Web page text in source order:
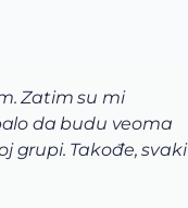
Zatim su mi
da budu veoma
grupi. Takođe, svaki